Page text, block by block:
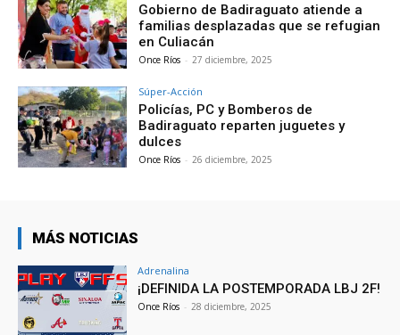
Gobierno de Badiraguato atiende a
familias desplazadas que se refugian
en Culiacán
Once Ríos - 27 diciembre, 2025
Súper-Acción
Policías, PC y Bomberos de
Badiraguato reparten juguetes y
dulces
Once Ríos - 26 diciembre, 2025
MÁS NOTICIAS
Adrenalina
¡DEFINIDA LA POSTEMPORADA LBJ 2F!
Once Ríos - 28 diciembre, 2025